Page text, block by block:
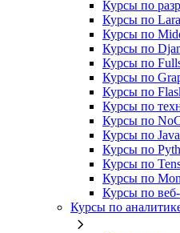
Курсы по
Курсы по
Курсы по
Курсы по
Курсы по
Курсы по
Курсы по
Курсы по
Курсы по
Курсы по
Курсы по
Курсы по
Курсы по
Курсы по
Курсы по